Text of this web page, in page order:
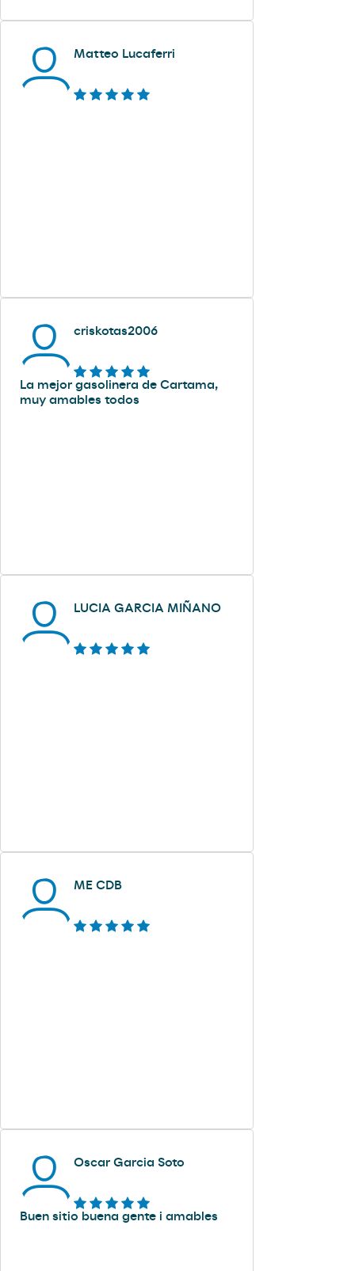
Matteo Lucaferri
criskotas2006
La mejor gasolinera de Cartama,
muy amables todos
LUCIA GARCIA MIÑANO
ME CDB
Oscar Garcia Soto
Buen sitio buena gente i amables